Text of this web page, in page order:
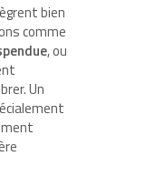
bien
comme
, ou
Un